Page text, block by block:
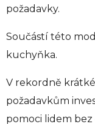
požadavky.
Součástí této
kuchyňka.
V rekordně
požadavkům
pomoci lidem